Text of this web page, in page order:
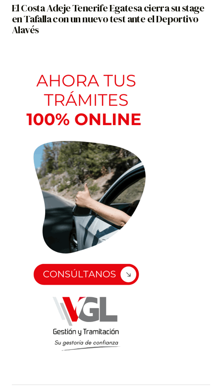
El Costa Adeje Tenerife Egatesa cierra su stage
en Tafalla con un nuevo test ante el Deportivo
Alavés